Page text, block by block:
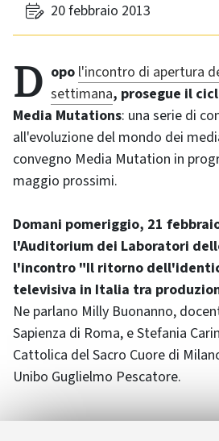
20 febbraio 2013
Dopo l'incontro di apertura
settimana, prosegue il
Media Mutations: una serie di
all'evoluzione del mondo dei
convegno Media Mutation in
maggio prossimi.
Domani pomeriggio, 21
l'Auditorium dei Laboratori
l'incontro "Il ritorno
televisiva in Italia tra
Ne parlano Milly Buonanno,
Sapienza di Roma, e Stefania
Cattolica del Sacro Cuore di
Unibo Guglielmo Pescatore.